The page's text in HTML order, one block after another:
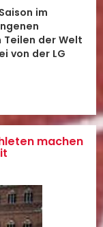
im
der Welt
von der LG
machen